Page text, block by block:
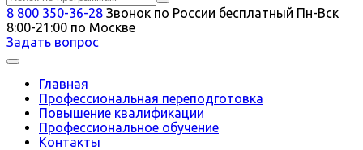
8 800 350-36-28 Звонок по России бесплатный Пн-Вск
8:00-21:00 по Москве
Задать вопрос
Главная
Профессиональная переподготовка
Повышение квалификации
Профессиональное обучение
Контакты